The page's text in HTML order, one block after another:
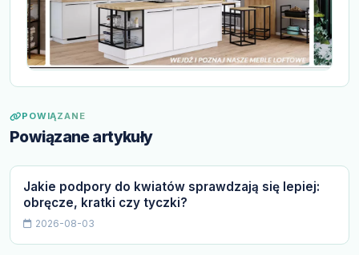
POWIĄZANE
Powiązane artykuły
Jakie podpory do kwiatów sprawdzają się lepiej:
obręcze, kratki czy tyczki?
2026-08-03